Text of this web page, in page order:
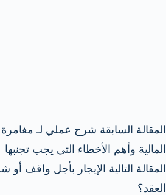
المقالة السابقة شرح عملي لـ مغامرة
المالية وأهم الأخطاء التي يجب تجنبها
المقالة التالية الإيجار بأجل واقف أو
العقد؟